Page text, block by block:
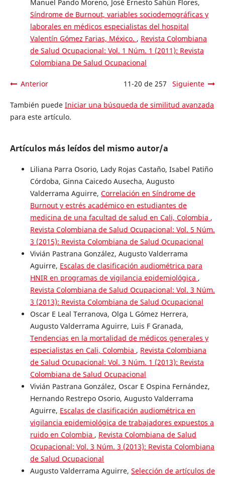
Manuel Pando Moreno, José Ernesto Sahún Flores,
Síndrome de Burnout, variables sociodemográficas y
laborales en médicos especialistas del hospital
Valentín Gómez Farias, México. , Revista Colombiana
de Salud Ocupacional: Vol. 1 Núm. 1 (2011): Revista
Colombiana De Salud Ocupacional
Anterior 11-20 de 257 Siguiente
También puede Iniciar una búsqueda de similitud avanzada
para este artículo.
Artículos más leídos del mismo autor/a
Liliana Parra Osorio, Lady Rojas Castaño, Isabel Patiño
Córdoba, Ginna Caicedo Ausecha, Augusto
Valderrama Aguirre, Correlación en Síndrome de
Burnout y estrés académico en estudiantes de
medicina de una facultad de salud en Cali, Colombia ,
Revista Colombiana de Salud Ocupacional: Vol. 5 Núm.
3 (2015): Revista Colombiana de Salud Ocupacional
Vivián Pastrana González, Augusto Valderrama
Aguirre, Escalas de clasificación audiométrica para
HNIR en programas de vigilancia epidemiológica ,
Revista Colombiana de Salud Ocupacional: Vol. 3 Núm.
3 (2013): Revista Colombiana de Salud Ocupacional
Oscar E Leal Terranova, Olga L Gómez Herrera,
Augusto Valderrama Aguirre, Luis F Granada,
Tendencias en la mortalidad de médicos generales y
especialistas en Cali, Colombia , Revista Colombiana
de Salud Ocupacional: Vol. 3 Núm. 1 (2013): Revista
Colombiana de Salud Ocupacional
Vivián Pastrana González, Oscar E Ospina Fernández,
Hernando Restrepo Osorio, Augusto Valderrama
Aguirre, Escalas de clasificación audiométrica en
vigilancia epidemiológica de trabajadores expuestos a
ruido en Colombia , Revista Colombiana de Salud
Ocupacional: Vol. 3 Núm. 3 (2013): Revista Colombiana
de Salud Ocupacional
Augusto Valderrama Aguirre, Selección de artículos de